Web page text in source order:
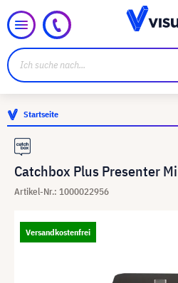
Startseite
Catchbox Plus Presenter
Artikel-Nr.: 1000022956
Versandkostenfrei